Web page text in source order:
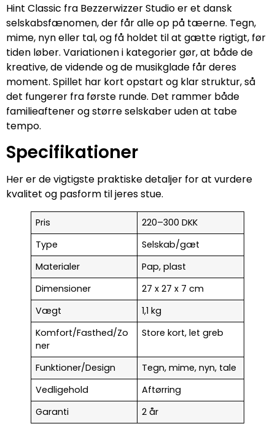
Hint Classic fra Bezzerwizzer Studio er et dansk
selskabsfænomen, der får alle op på tæerne. Tegn,
mime, nyn eller tal, og få holdet til at gætte rigtigt, før
tiden løber. Variationen i kategorier gør, at både de
kreative, de vidende og de musikglade får deres
moment. Spillet har kort opstart og klar struktur, så
det fungerer fra første runde. Det rammer både
familieaftener og større selskaber uden at tabe
tempo.
Specifikationer
Her er de vigtigste praktiske detaljer for at vurdere
kvalitet og pasform til jeres stue.
Pris
220–300 DKK
Type
Selskab/gæt
Materialer
Pap, plast
Dimensioner
27 x 27 x 7 cm
Vægt
1,1 kg
Komfort/Fasthed/Zo
ner
Store kort, let greb
Funktioner/Design
Tegn, mime, nyn, tale
Vedligehold
Aftørring
Garanti
2 år